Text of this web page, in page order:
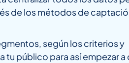
de los métodos de
según los criterios y
público para así empezar a